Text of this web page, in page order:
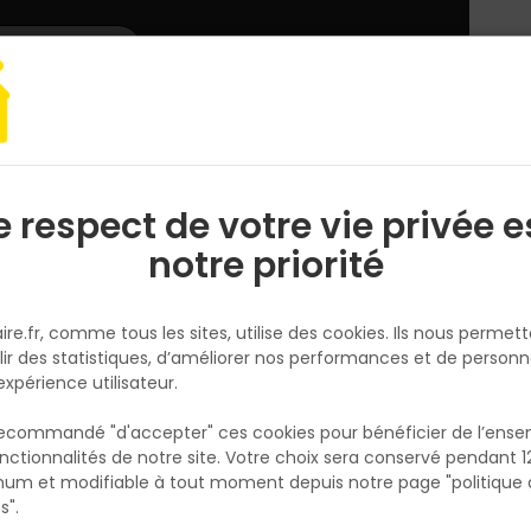
Carrés allume-feu ECOGENE - Boite de 32 pièces
ECOGENE
Carrés allume-feu ECOGENE -
de 32 pièces
Réf. 3420900125516
Les carrés allume-feu ECOGENE – boîte de
pièces assurent un allumage rapide, propre
sans odeur de vos poêles, cheminées,
respect de votre vie privée
notre priorité
comme tous les sites, utilise des cookies. Ils nous
des statistiques, d’améliorer nos performances et de
utilisateur.
"d'accepter" ces cookies pour bénéficier de
de notre site. Votre choix sera conservé pendant
et modifiable à tout moment depuis notre page "politique